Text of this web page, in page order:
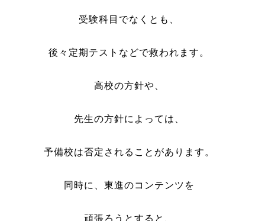
受験科目でなくとも、
後々定期テストなどで救われます。
高校の方針や、
先生の方針によっては、
予備校は否定されることがあります。
同時に、東進のコンテンツを
頑張ろうとすると、